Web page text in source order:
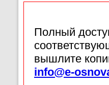
Полный
вышлите
info@e-